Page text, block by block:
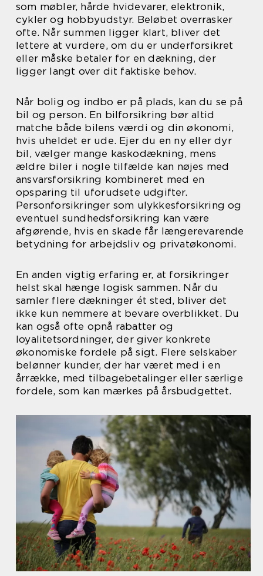
som møbler, hårde hvidevarer, elektronik,
cykler og hobbyudstyr. Beløbet overrasker
ofte. Når summen ligger klart, bliver det
lettere at vurdere, om du er underforsikret
eller måske betaler for en dækning, der
ligger langt over dit faktiske behov.
Når bolig og indbo er på plads, kan du se på
bil og person. En bilforsikring bør altid
matche både bilens værdi og din økonomi,
hvis uheldet er ude. Ejer du en ny eller dyr
bil, vælger mange kaskodækning, mens
ældre biler i nogle tilfælde kan nøjes med
ansvarsforsikring kombineret med en
opsparing til uforudsete udgifter.
Personforsikringer som ulykkesforsikring og
eventuel sundhedsforsikring kan være
afgørende, hvis en skade får længerevarende
betydning for arbejdsliv og privatøkonomi.
En anden vigtig erfaring er, at forsikringer
helst skal hænge logisk sammen. Når du
samler flere dækninger ét sted, bliver det
ikke kun nemmere at bevare overblikket. Du
kan også ofte opnå rabatter og
loyalitetsordninger, der giver konkrete
økonomiske fordele på sigt. Flere selskaber
belønner kunder, der har været med i en
årrække, med tilbagebetalinger eller særlige
fordele, som kan mærkes på årsbudgettet.